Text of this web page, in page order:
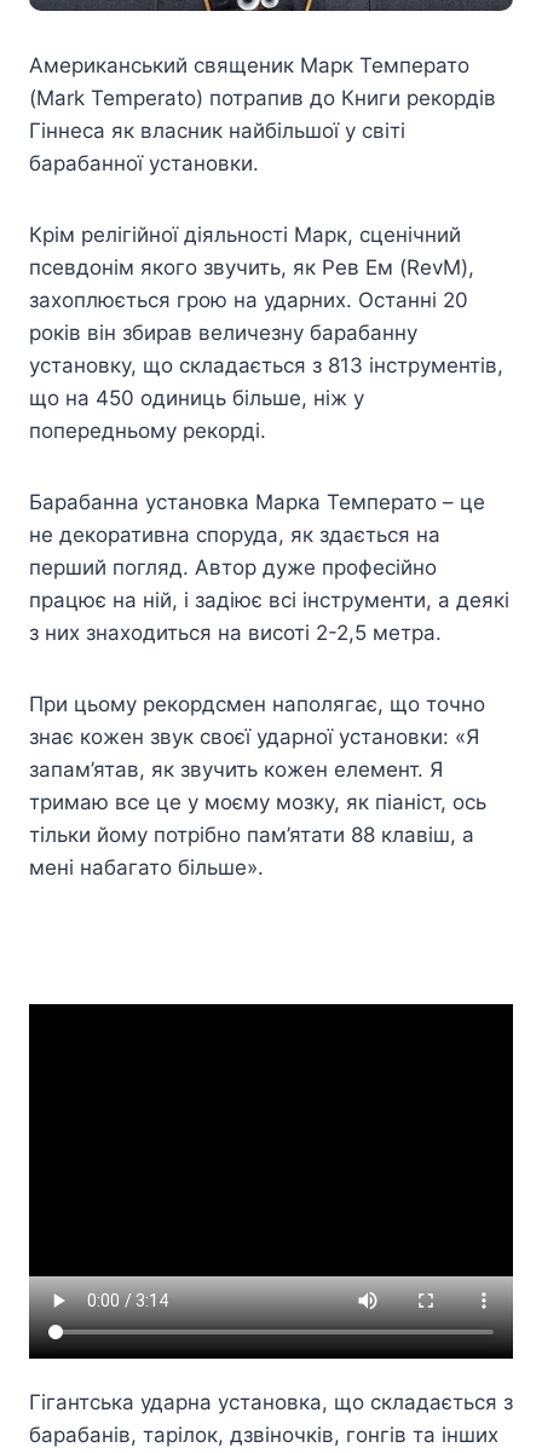
Американський священик Марк Температо
(Mark Temperato) потрапив до Книги рекордів
Гіннеса як власник найбільшої у світі
барабанної установки.
Крім релігійної діяльності Марк, сценічний
псевдонім якого звучить, як Рев Ем (RevM),
захоплюється грою на ударних. Останні 20
років він збирав величезну барабанну
установку, що складається з 813 інструментів,
що на 450 одиниць більше, ніж у
попередньому рекорді.
Барабанна установка Марка Температо – це
не декоративна споруда, як здається на
перший погляд. Автор дуже професійно
працює на ній, і задіює всі інструменти, а деякі
з них знаходиться на висоті 2-2,5 метра.
При цьому рекордсмен наполягає, що точно
знає кожен звук своєї ударної установки: «Я
запам’ятав, як звучить кожен елемент. Я
тримаю все це у моєму мозку, як піаніст, ось
тільки йому потрібно пам’ятати 88 клавіш, а
мені набагато більше».
Гігантська ударна установка, що складається з
барабанів, тарілок, дзвіночків, гонгів та інших